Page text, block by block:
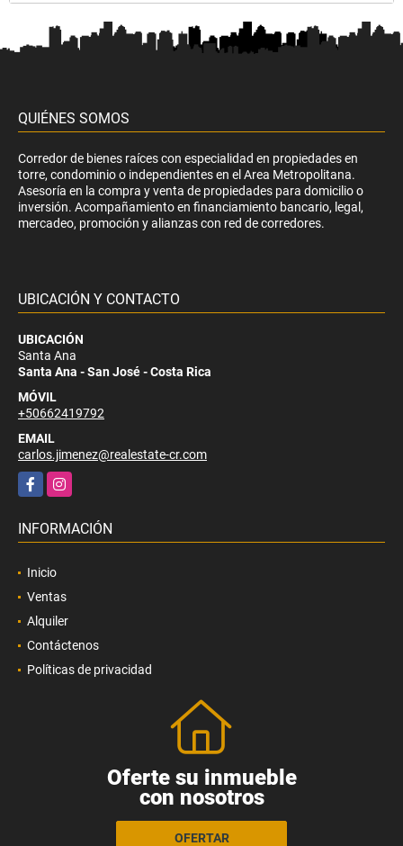
QUIÉNES SOMOS
Corredor de bienes raíces con especialidad en propiedades en
torre, condominio o independientes en el Area Metropolitana.
Asesoría en la compra y venta de propiedades para domicilio o
inversión. Acompañamiento en financiamiento bancario, legal,
mercadeo, promoción y alianzas con red de corredores.
UBICACIÓN Y CONTACTO
UBICACIÓN
Santa Ana
Santa Ana - San José - Costa Rica
MÓVIL
+50662419792
EMAIL
carlos.jimenez@realestate-cr.com
FacebookInstagram
INFORMACIÓN
Inicio
Ventas
Alquiler
Contáctenos
Políticas de privacidad
Oferte su inmueble
con nosotros
OFERTAR